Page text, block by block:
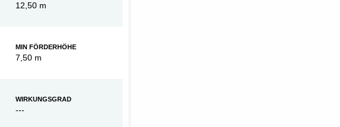
12,50 m
MIN FÖRDERHÖHE
7,50 m
WIRKUNGSGRAD
---